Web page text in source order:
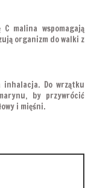
malina wspomagają
organizm do walki z
inhalacja. Do wrzątku
by przywrócić
i mięśni.